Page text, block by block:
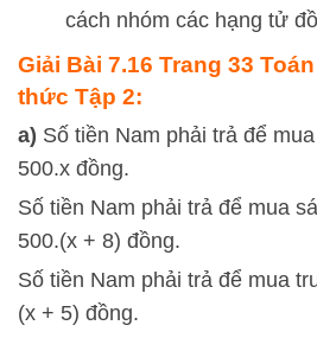
cách nhóm các hạng tử
Giải Bài 7.16 Trang 33
thức Tập 2:
a) Số tiền Nam phải trả để
500.x đồng.
Số tiền Nam phải trả để mua
500.(x + 8) đồng.
Số tiền Nam phải trả để mua
(x + 5) đồng.